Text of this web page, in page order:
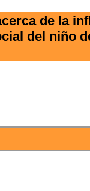
de la
del niño